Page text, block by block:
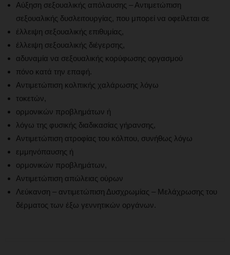
Αύξηση σεξουαλικής απόλαυσης – Αντιμετώπιση
σεξουαλικής δυσλειτουργίας, που μπορεί να οφείλεται σε
έλλειψη σεξουαλικής επιθυμίας,
έλλειψη σεξουαλικής διέγερσης,
αδυναμία να σεξουαλικής κορύφωσης οργασμού
πόνο κατά την επαφή.
Αντιμετώπιση κολπικής χαλάρωσης λόγω
τοκετών,
ορμονικών προβλημάτων ή
λόγω της φυσικής διαδικασίας γήρανσης,
Αντιμετώπιση ατροφίας του κόλπου, συνήθως λόγω
εμμηνόπαυσης ή
ορμονικών προβλημάτων,
Αντιμετώπιση απώλειας ούρων
Λεύκανση – αντιμετώπιση Δυσχρωμίας – Μελάχρωσης του
δέρματος των έξω γεννητικών οργάνων.